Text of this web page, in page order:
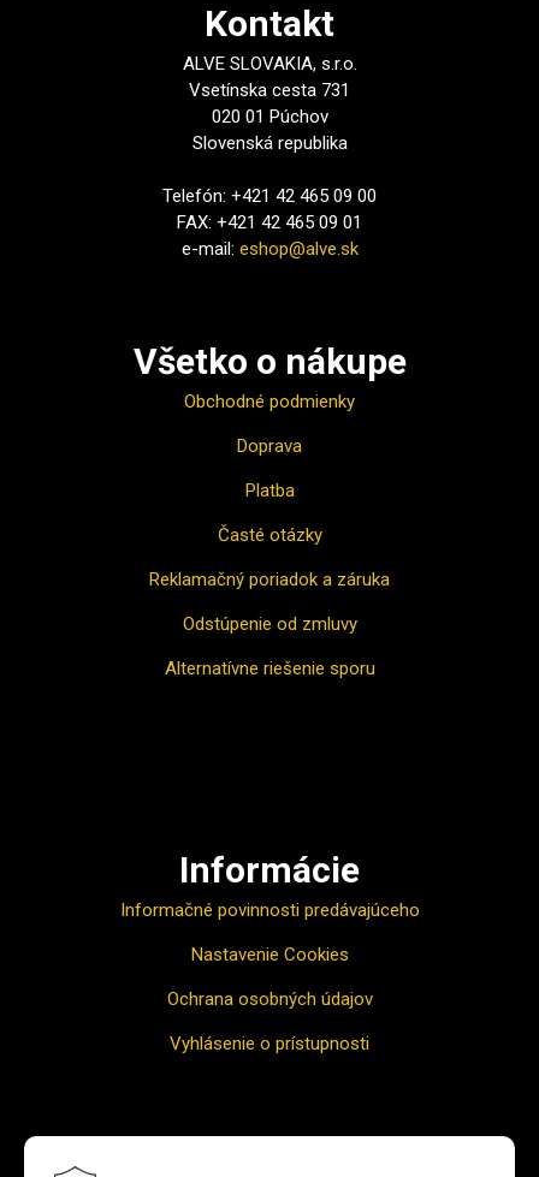
Kontakt
ALVE SLOVAKIA, s.r.o.
Vsetínska cesta 731
020 01 Púchov
Slovenská republika
Telefón: +421 42 465 09 00
FAX: +421 42 465 09 01
e-mail: eshop@alve.sk
Všetko o nákupe
Obchodné podmienky
Doprava
Platba
Časté otázky
Reklamačný poriadok a záruka
Odstúpenie od zmluvy
Alternatívne riešenie sporu
Informácie
Informačné povinnosti predávajúceho
Nastavenie Cookies
Ochrana osobných údajov
Vyhlásenie o prístupnosti